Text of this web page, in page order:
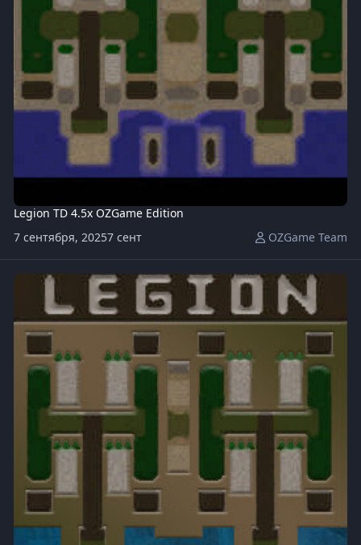
Legion TD 4.5x OZGame Edition
7 сентября, 20257 сент
OZGame Team